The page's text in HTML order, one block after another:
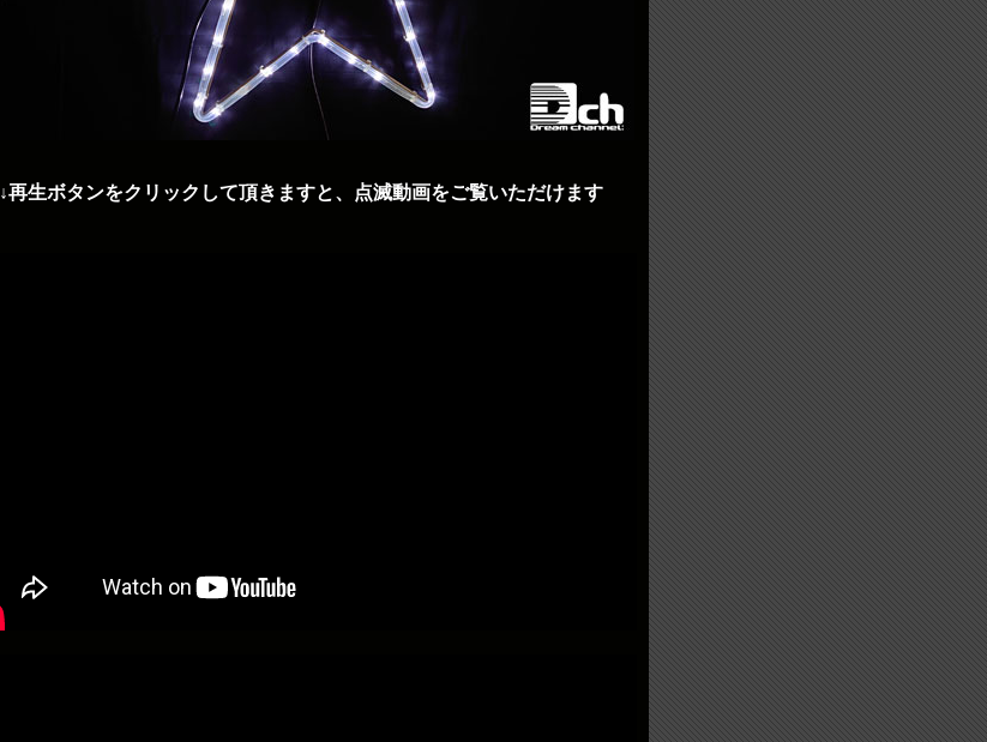
↓再生ボタンをクリックして頂きますと、点滅動画をご覧いただけます